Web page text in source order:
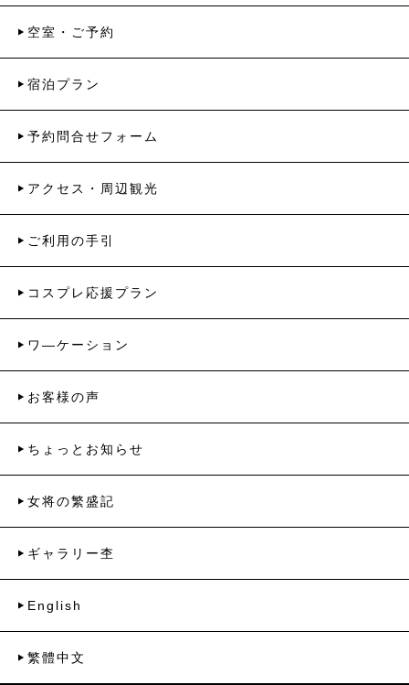
空室・ご予約
宿泊プラン
予約問合せフォーム
アクセス・周辺観光
ご利用の手引
コスプレ応援プラン
ワ―ケーション
お客様の声
ちょっとお知らせ
女将の繁盛記
ギャラリー杢
English
繁體中文